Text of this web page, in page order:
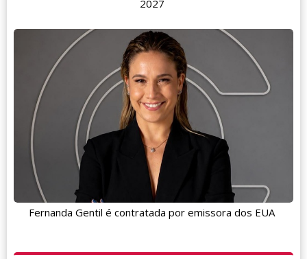
2027
Fernanda Gentil é contratada por emissora dos EUA